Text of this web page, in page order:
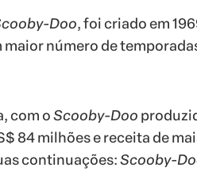
Doo, foi criado em
número de
com oScooby-Doo
84 milhões e receita de
continuações:Scooby-